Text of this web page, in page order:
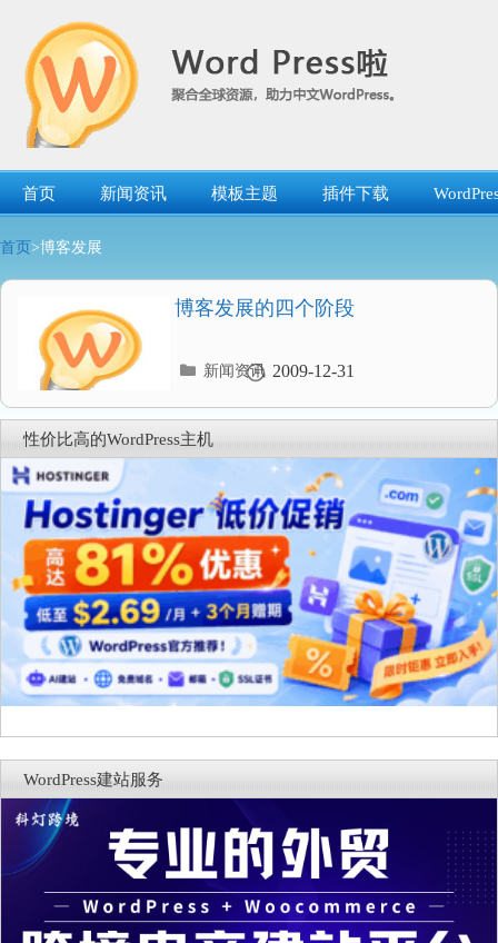
首页 新闻资讯 模板主题 插件下载
首页 >博客发展
博客发展的四个阶段
2009-12-31
分
录
新闻资讯
性价比高的WordPress主机
WordPress建站服务